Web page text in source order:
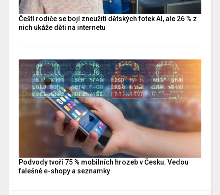
Čeští rodiče se bojí zneužití dětských fotek AI, ale 26 % z
nich ukáže děti na internetu
Podvody tvoří 75 % mobilních hrozeb v Česku. Vedou
falešné e-shopy a seznamky